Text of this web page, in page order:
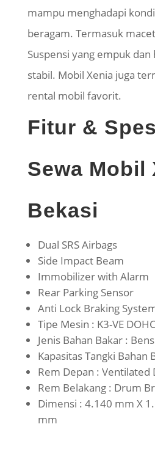
mampu menghadapi
beragam. Termasuk
Suspensi yang empuk dan
stabil. Mobil Xenia juga
rental mobil favorit.
Fitur &
Sewa Mobil
Bekasi
Dual SRS Airbags
Side Impact Beam
Immobilizer with Alarm
Rear Parking Sensor
Anti Lock Braking
Tipe Mesin : K3-VE
Jenis Bahan Bakar :
Kapasitas Tangki Bahan
Rem Depan : Ventilated
Rem Belakang : Drum
Dimensi : 4.140 mm X
mm